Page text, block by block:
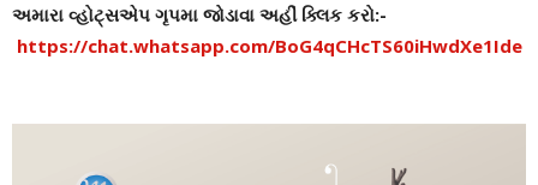
અમારા વ્હોટ્સએપ ગૃપમા જોડાવા અહીં ક્લિક કરો:-
https://chat.whatsapp.com/BoG4qCHcTS60iHwdXe1Ide